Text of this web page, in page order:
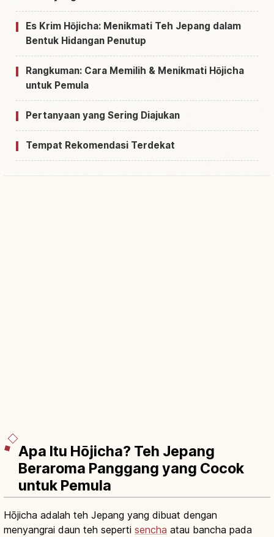
Es Krim Hōjicha: Menikmati Teh Jepang dalam
Bentuk Hidangan Penutup
Rangkuman: Cara Memilih & Menikmati Hōjicha
untuk Pemula
Pertanyaan yang Sering Diajukan
Tempat Rekomendasi Terdekat
Apa Itu Hōjicha? Teh Jepang
Beraroma Panggang yang Cocok
untuk Pemula
Hōjicha adalah teh Jepang yang dibuat dengan
menyangrai daun teh seperti sencha atau bancha pada